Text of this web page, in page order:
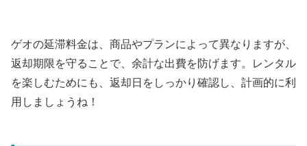
ゲオの延滞料金は、商品やプランによって異なりますが、
返却期限を守ることで、余計な出費を防げます。レンタル
を楽しむためにも、返却日をしっかり確認し、計画的に利
用しましょうね！